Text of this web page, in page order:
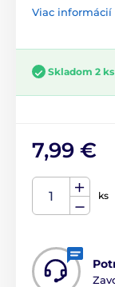
Viac informácií
Skladom 2 ks
7,99 €
ks